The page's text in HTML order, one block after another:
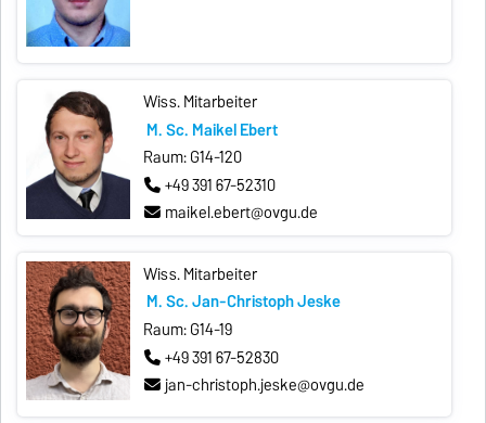
Wiss. Mitarbeiter
M. Sc. Maikel Ebert
Raum: G14-120
+49 391 67-52310
maikel.ebert@ovgu.de
Wiss. Mitarbeiter
M. Sc. Jan-Christoph Jeske
Raum: G14-19
+49 391 67-52830
jan-christoph.jeske@ovgu.de